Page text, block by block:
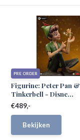
PRE ORDER
Figurine: Peter Pan &
Tinkerbell - Disne...
€489,-
Bekijken